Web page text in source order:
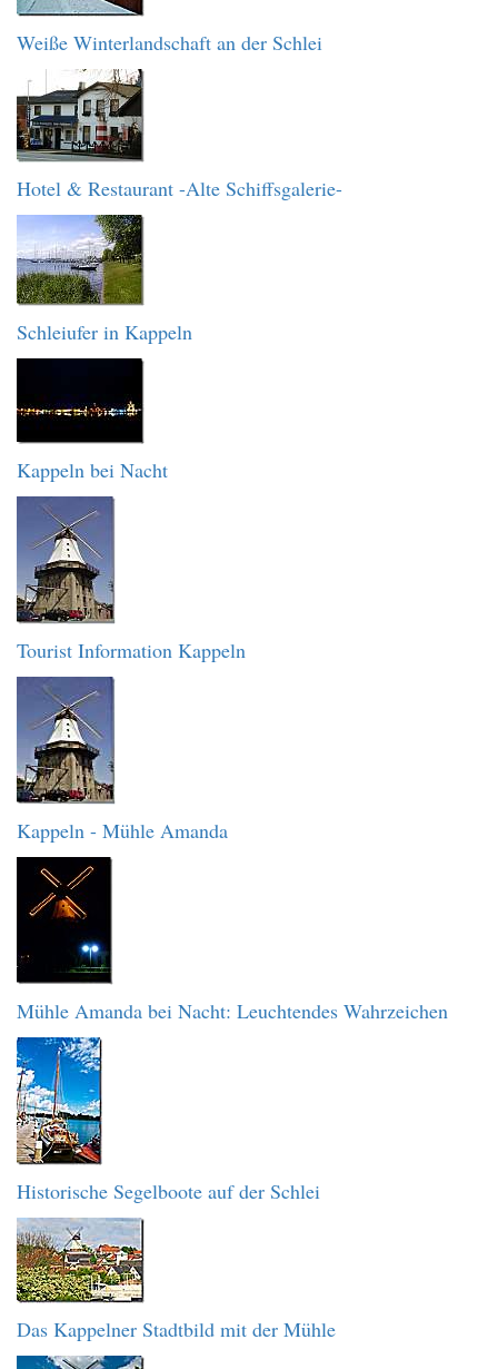
Weiße Winterlandschaft an der Schlei
Hotel & Restaurant -Alte Schiffsgalerie-
Schleiufer in Kappeln
Kappeln bei Nacht
Tourist Information Kappeln
Kappeln - Mühle Amanda
Mühle Amanda bei Nacht: Leuchtendes Wahrzeichen
Historische Segelboote auf der Schlei
Das Kappelner Stadtbild mit der Mühle